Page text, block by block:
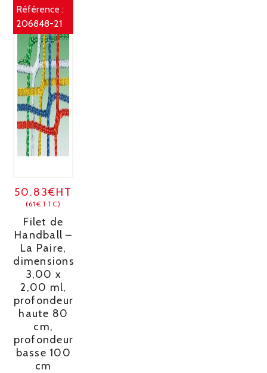
Référence :
206848-21
50.83€HT
(61€TTC)
Filet de
Handball –
La Paire,
dimensions
3,00 x
2,00 ml,
profondeur
haute 80
cm,
profondeur
basse 100
cm